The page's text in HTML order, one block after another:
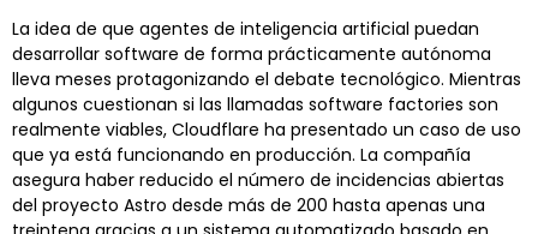
La idea de que agentes de inteligencia artificial puedan
desarrollar software de forma prácticamente autónoma
lleva meses protagonizando el debate tecnológico. Mientras
algunos cuestionan si las llamadas software factories son
realmente viables, Cloudflare ha presentado un caso de uso
que ya está funcionando en producción. La compañía
asegura haber reducido el número de incidencias abiertas
del proyecto Astro desde más de 200 hasta apenas una